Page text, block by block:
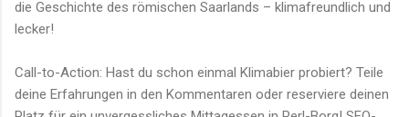
die Geschichte des römischen Saarlands – klimafreundlich und
lecker!
Call-to-Action: Hast du schon einmal Klimabier probiert? Teile
deine Erfahrungen in den Kommentaren oder reserviere deinen